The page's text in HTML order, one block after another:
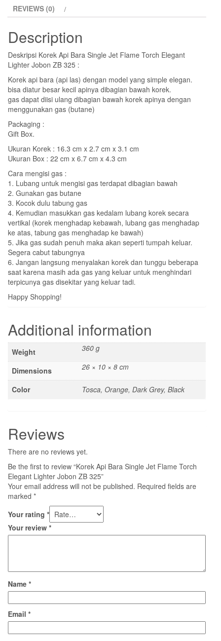
Lighter
Jobon
ZB
325
quantity
REVIEWS (0)
Description
Deskripsi Korek Api Bara Single Jet Flame Torch Elegant
Lighter Jobon ZB 325 :
Korek api bara (api las) dengan model yang simple elegan.
bisa diatur besar kecil apinya dibagian bawah korek.
gas dapat diisi ulang dibagian bawah korek apinya dengan
menggunakan gas (butane)
Packaging :
Gift Box.
Ukuran Korek : 16.3 cm x 2.7 cm x 3.1 cm
Ukuran Box : 22 cm x 6.7 cm x 4.3 cm
Cara mengisi gas :
1. Lubang untuk mengisi gas terdapat dibagian bawah
2. Gunakan gas butane
3. Kocok dulu tabung gas
4. Kemudian masukkan gas kedalam lubang korek secara
vertikal (korek menghadap kebawah, lubang gas menghadap
ke atas, tabung gas menghadap ke bawah)
5. Jika gas sudah penuh maka akan seperti tumpah keluar.
Segera cabut tabungnya
6. Jangan langsung menyalakan korek dan tunggu beberapa
saat karena masih ada gas yang keluar untuk menghindari
terpicunya gas disekitar yang keluar tadi.
Happy Shopping!
Additional information
Weight 360 g
Dimensions 26 × 10 × 8 cm
Color Tosca, Orange, Dark Grey, Black
Reviews
There are no reviews yet.
Be the first to review “Korek Api Bara Single Jet Flame Torch
Elegant Lighter Jobon ZB 325”
Your email address will not be published. Required fields are
marked *
Your rating *
Your review *
Name *
Email *